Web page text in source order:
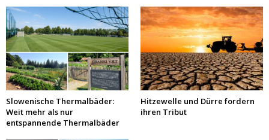
Slowenische Thermalbäder:
Weit mehr als nur
entspannende Thermalbäder
Hitzewelle und Dürre fordern
ihren Tribut